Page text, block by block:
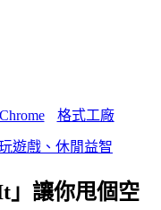
Chrome 格式工廠
遊戲、休閒益智
」讓你甩個空